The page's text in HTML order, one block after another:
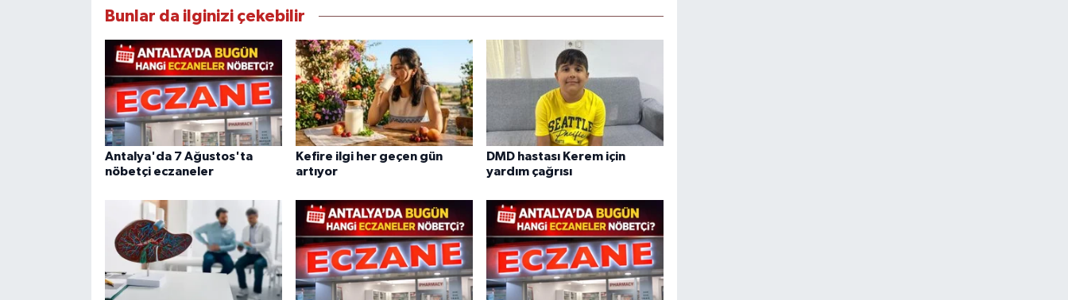
Bunlar da ilginizi çekebilir
Antalya'da 7 Ağustos'ta
nöbetçi eczaneler
Kefire ilgi her geçen gün
artıyor
DMD hastası Kerem için
yardım çağrısı